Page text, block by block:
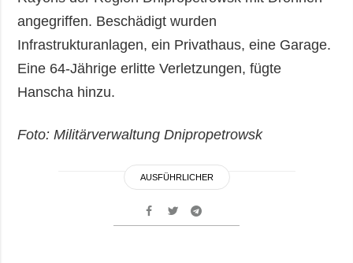
angegriffen. Beschädigt wurden
Infrastrukturanlagen, ein Privathaus, eine Garage.
Eine 64-Jährige erlitte Verletzungen, fügte
Hanscha hinzu.
Foto: Militärverwaltung Dnipropetrowsk
AUSFÜHRLICHER